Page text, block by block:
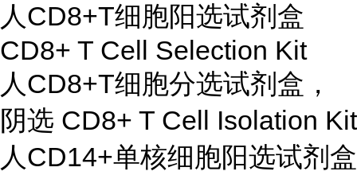
人CD8+T细胞阳选试剂盒
CD8+ T Cell Selection Kit
人CD8+T细胞分选试剂盒，
阴选 CD8+ T Cell Isolation Kit
人CD14+单核细胞阳选试剂盒